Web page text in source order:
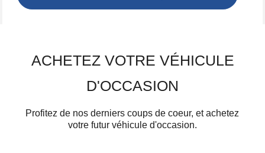
ACHETEZ VOTRE VÉHICULE
D'OCCASION
Profitez de nos derniers coups de coeur, et achetez
votre futur véhicule d'occasion.